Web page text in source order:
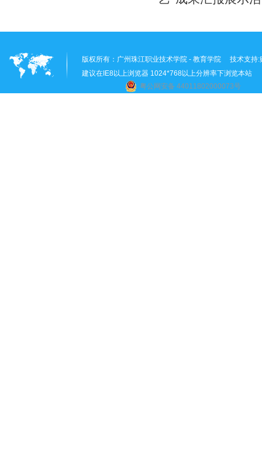
版权所有： 广州珠江职业技术学院 - 教育学院 技术支持:
建议在IE8以上浏览器 1024*768以上分辨率下浏览本站
粤公网安备 44011802000073号